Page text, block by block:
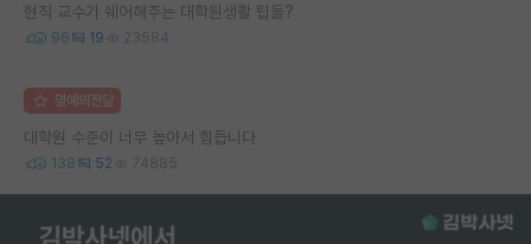
현직 교수가 쉐어해주는 대학원생활 팁들?
96 19 23584
명예의전당
대학원 수준이 너무 높아서 힘듭니다
138 52 74885